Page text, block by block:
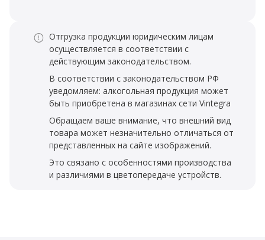
Отгрузка продукции юридическим лицам
осуществляется в соответствии с
действующим законодательством.
В соответствии с законодательством РФ
уведомляем: алкогольная продукция может
быть приобретена в магазинах сети Vintegra
Обращаем ваше внимание, что внешний вид
товара может незначительно отличаться от
представленных на сайте изображений.
Это связано с особенностями производства
и различиями в цветопередаче устройств.